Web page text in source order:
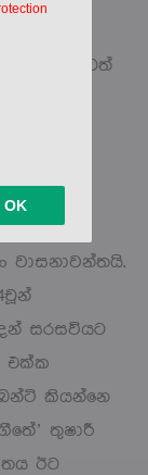
උපාධියටත්
ගනිද්දී
වාසනාවන්තයි.
සරසවියට
එක්ක
කියන්නෙ
තුෂාරී
ඊට